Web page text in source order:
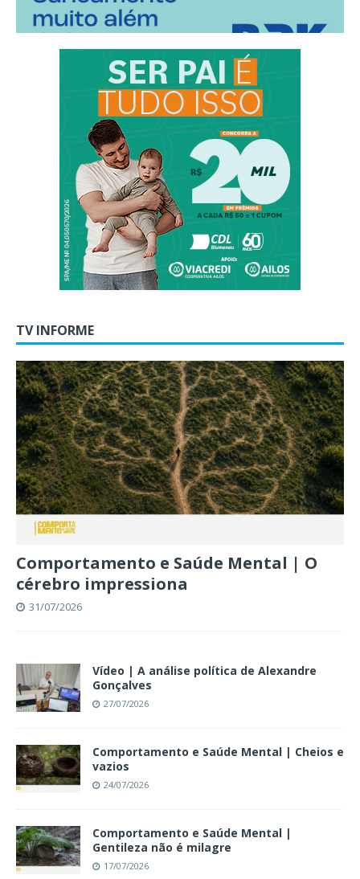
TV INFORME
Comportamento e Saúde Mental | O
cérebro impressiona
31/07/2026
Vídeo | A análise política de Alexandre
Gonçalves
27/07/2026
Comportamento e Saúde Mental | Cheios e
vazios
24/07/2026
Comportamento e Saúde Mental |
Gentileza não é milagre
17/07/2026